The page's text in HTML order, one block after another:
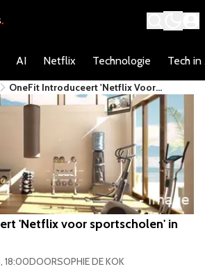
AI Netflix Technologie Tech in
OneFit Introduceert 'Netflix Voor
Sportscholen' In Amsterdam
'Netflix voor sportscholen' in
18:00DOORSOPHIE DE KOK